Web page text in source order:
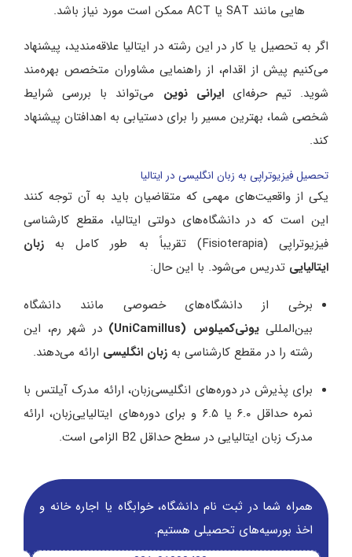
هایی مانند SAT یا ACT ممکن است مورد نیاز باشد.
اگر به تحصیل یا کار در این رشته در ایتالیا علاقه‌مندید، پیشنهاد
می‌‌کنیم پیش از اقدام، از راهنمایی مشاوران متخصص بهره‌مند
شوید. تیم حرفه‌ایایرانی نوین می‌‌تواند با بررسی شرایط
شخصی شما، بهترین مسیر را برای دستیابی به اهدافتان پیشنهاد
کند.
تحصیل فیزیوتراپی به زبان انگلیسی در ایتالیا
یکی از واقعیت‌های مهمی که متقاضیان باید به آن توجه کنند
این است که در دانشگاه‌های دولتی ایتالیا، مقطع کارشناسی
فیزیوتراپی (Fisioterapia) تقریباً به طور کامل به
زبان
ایتالیایی تدریس می‌شود. با این حال:
برخی از دانشگاه‌های خصوصی مانند دانشگاه
بین‌المللییونی‌کمیلوس (UniCamillus)
در شهر رم، این
رشته را در مقطع کارشناسی به زبان انگلیسی ارائه می‌دهند.
برای پذیرش در دوره‌های انگلیسی‌زبان، ارائه مدرک آیلتس با
نمره حداقل ۶.۰ یا ۶.۵ و برای دوره‌های ایتالیایی‌زبان، ارائه
مدرک زبان ایتالیایی در سطح حداقل B2 الزامی است.
همراه شما در ثبت نام دانشگاه‌، خوابگاه یا اجاره خانه و
اخذ بورسیه‌های تحصیلی هستیم.